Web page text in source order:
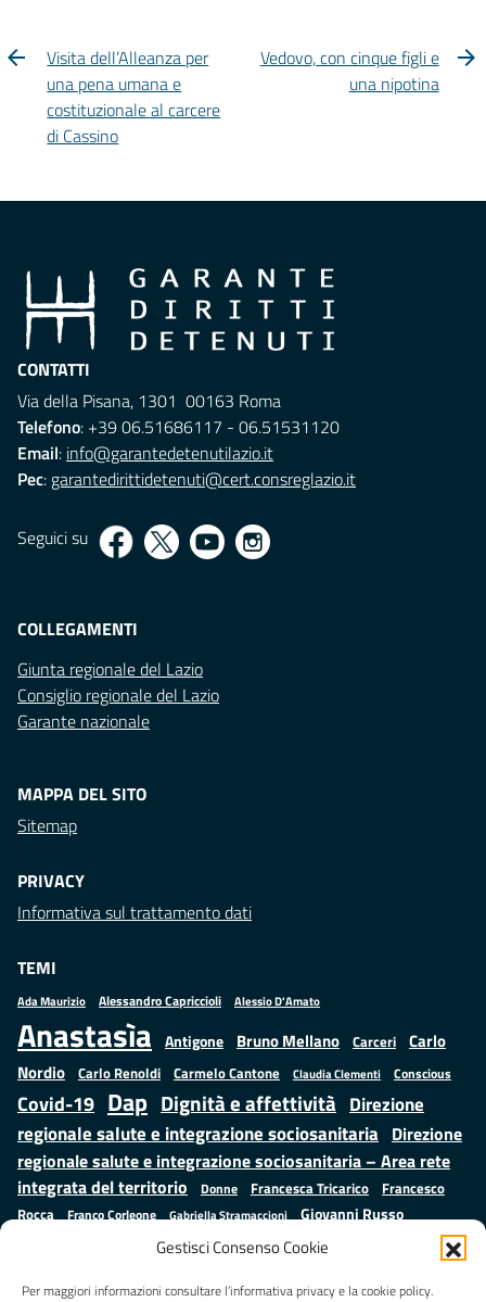
Gestisci Consenso Cookie
Per maggiori informazioni consultare l’informativa privacy e la cookie policy.
Visita dell’Alleanza per
una pena umana e
costituzionale al carcere
di Cassino
Vedovo, con cinque figli e
una nipotina
CONTATTI
Via della Pisana, 1301 00163 Roma
Telefono: +39 06.51686117 - 06.51531120
Email: info@garantedetenutilazio.it
Pec: garantedirittidetenuti@cert.consreglazio.it
Seguici su
COLLEGAMENTI
Giunta regionale del Lazio
Consiglio regionale del Lazio
Garante nazionale
MAPPA DEL SITO
Sitemap
PRIVACY
Informativa sul trattamento dati
TEMI
Ada Maurizio Alessandro Capriccioli Alessio D'Amato
Anastasìa Antigone Bruno Mellano Carceri
Carlo
Nordio Carlo Renoldi Carmelo Cantone Claudia Clementi Conscious
Covid-19 Dap Dignità e affettività Direzione
regionale salute e integrazione sociosanitaria Direzione
regionale salute e integrazione sociosanitaria – Area rete
integrata del territorio
Donne Francesca Tricarico
Francesco
Rocca
Franco Corleone Gabriella Stramaccioni Giovanni Russo
Giuseppe Emanuele Cangemi Istruzione e cultura
Mauro
Palma ministero della Giustizia Minori Misure